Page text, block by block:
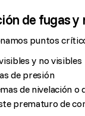
de fugas y
puntos
y no visibles
de presión
de nivelación o
prematuro de